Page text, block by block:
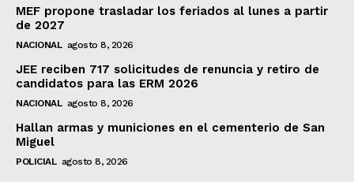
MEF propone trasladar los feriados al lunes a partir
de 2027
NACIONAL agosto 8, 2026
JEE reciben 717 solicitudes de renuncia y retiro de
candidatos para las ERM 2026
NACIONAL agosto 8, 2026
Hallan armas y municiones en el cementerio de San
Miguel
POLICIAL agosto 8, 2026